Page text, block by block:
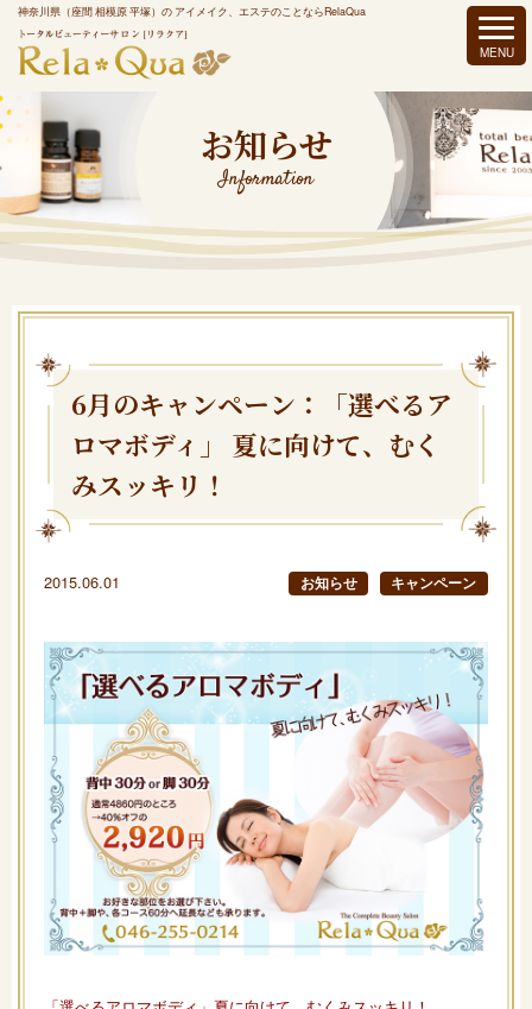
神奈川県（座間 相模原 平塚）の アイメイク、エステのことならRelaQua
お知らせ
Information
6月のキャンペーン：「選べるア
ロマボディ」 夏に向けて、むく
みスッキリ！
2015.06.01 お知らせ キャンペーン